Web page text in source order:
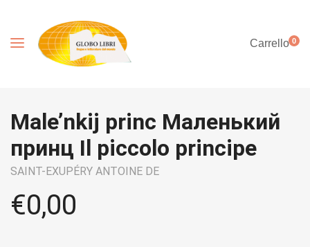
Carrello0
Male’nkij princ Маленький
принц Il piccolo principe
SAINT-EXUPÉRY ANTOINE DE
€0,00